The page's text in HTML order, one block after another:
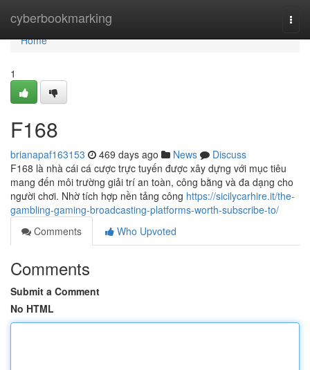
cyberbookmarking
Home
Home
1
F168
brianapaf163153 469 days ago News
Discuss
F168 là nhà cái cá cược trực tuyến được xây dựng với mục tiêu
mang đến môi trường giải trí an toàn, công bằng và đa dạng cho
người chơi. Nhờ tích hợp nền tảng công https://sicilycarhire.it/the-
gambling-gaming-broadcasting-platforms-worth-subscribe-to/
Comments
Who Upvoted
Comments
Submit a Comment
No HTML